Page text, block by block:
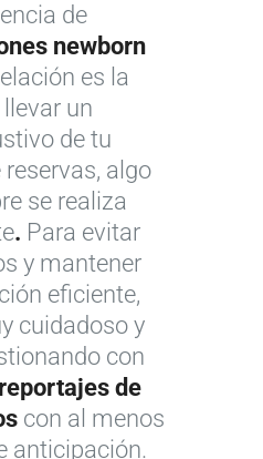
de
newborn
es la
un
de tu
algo
se realiza
. Para evitar
y mantener
eficiente,
cuidadoso y
con
reportajes de
con al menos
anticipación.